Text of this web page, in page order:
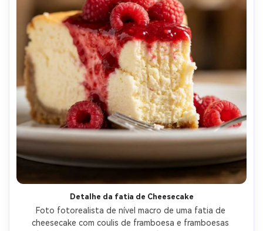
Detalhe da fatia de Cheesecake
Foto fotorealista de nível macro de uma fatia de
cheesecake com coulis de framboesa e framboesas